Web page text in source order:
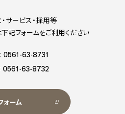
サービス・採用等
記フォームをご利用ください
0561-63-8731
0561-63-8732
ォーム